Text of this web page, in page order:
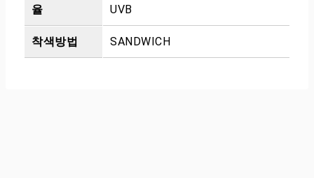
율 UVB
착색방법 SANDWICH